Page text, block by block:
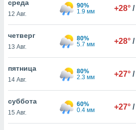
нашей
cookie
cookie
в
нашего
среда
12 Авг.
90%
1.9 мм
+28° /
четверг
13 Авг.
80%
5.7 мм
+28° /
пятница
14 Авг.
80%
2.3 мм
+27° /
суббота
15 Авг.
60%
0.4 мм
+27° /